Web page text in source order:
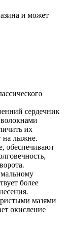
и может
сердечник
их
на лыжне.
обеспечивают
более
мазями
окисление